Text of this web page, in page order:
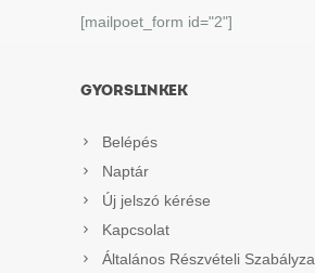
[mailpoet_form id="2"]
GYORSLINKEK
Belépés
Naptár
Új jelszó kérése
Kapcsolat
Általános Részvételi